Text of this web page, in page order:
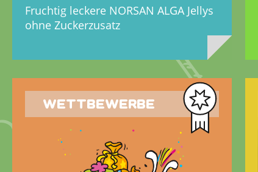
Fruchtig leckere NORSAN ALGA Jellys
ohne Zuckerzusatz
WETTBEWERBE